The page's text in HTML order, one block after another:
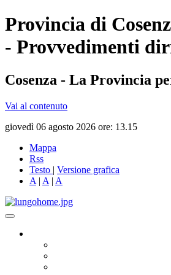
Provincia di
- Provvedimenti
Cosenza - La Provincia
Vai al contenuto
giovedì 06 agosto 2026 ore: 13.15
Mappa
Rss
Testo | Versione grafica
A | A | A